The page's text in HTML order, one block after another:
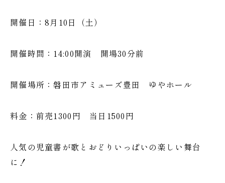
開催日：8月10日（土）
開催時間：14:00開演 開場30分前
開催場所：磐田市アミューズ豊田 ゆやホール
料金：前売1300円 当日1500円
人気の児童書が歌とおどりいっぱいの楽しい舞台
に！